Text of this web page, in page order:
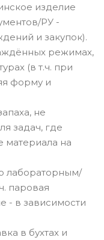
изделие
РУ -
и закупок).
режимах,
(в т.ч. при
форму и
не
задач, где
материала на
лабораторным/
паровая
- в зависимости
в бухтах и